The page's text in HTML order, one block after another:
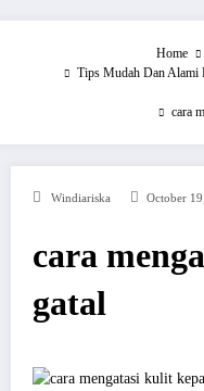
Home
Tips Mudah Dan Alami
cara
Windiariska October
cara
gatal